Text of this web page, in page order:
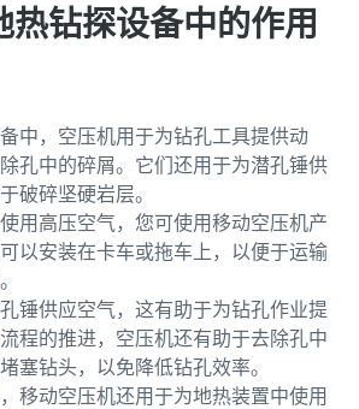
热钻探设备中的作用
中，空压机用于为钻孔工具提供动
孔中的碎屑。它们还用于为潜孔锤供
破碎坚硬岩层。
用高压空气，您可使用移动空压机产
以安装在卡车或拖车上，以便于运输
锤供应空气，这有助于为钻孔作业提
程的推进，空压机还有助于去除孔中
塞钻头，以免降低钻孔效率。
移动空压机还用于为地热装置中使用